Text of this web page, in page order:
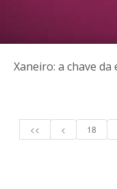
Xaneiro: a chave
<< < 18